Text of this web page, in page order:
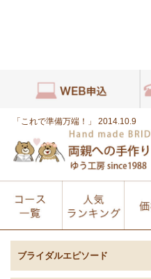
「これで準備万端！」 2014.10.9
ブライダルエピソード